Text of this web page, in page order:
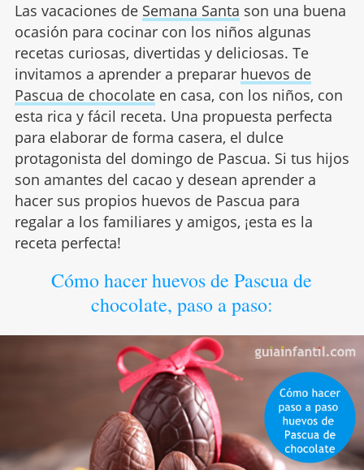
Las vacaciones de Semana Santa son una buena
ocasión para cocinar con los niños algunas
recetas curiosas, divertidas y deliciosas. Te
invitamos a aprender a preparar huevos de
Pascua de chocolateen casa, con los niños, con
esta rica y fácil receta. Una propuesta perfecta
para elaborar de forma casera, el dulce
protagonista del domingo de Pascua. Si tus hijos
son amantes del cacao y desean aprender a
hacer sus propios huevos de Pascua para
regalar a los familiares y amigos, ¡esta es la
receta perfecta!
Cómo hacer huevos de Pascua de
chocolate, paso a paso: